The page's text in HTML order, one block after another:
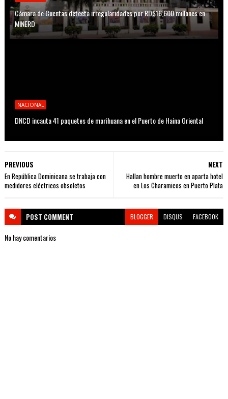
Cámara de Cuentas detecta irregularidades por RD$16,600 millones en
MINERD
NACIONAL
DNCD incauta 41 paquetes de marihuana en el Puerto de Haina Oriental
NEXT
Hallan hombre muerto en aparta hotel
en Los Charamicos en Puerto Plata
PREVIOUS
En República Dominicana se trabaja con
medidores eléctricos obsoletos
POST COMMENT BLOGGER DISQUS FACEBOOK
No hay comentarios